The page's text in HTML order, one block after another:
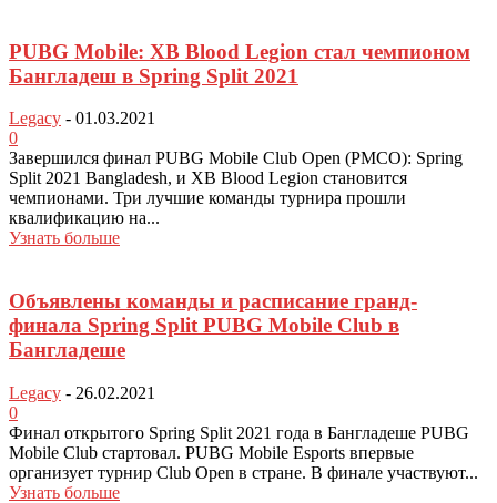
PUBG Mobile: XB Blood Legion стал чемпионом
Бангладеш в Spring Split 2021
Legacy - 01.03.2021
0
Завершился финал PUBG Mobile Club Open (PMCO): Spring
Split 2021 Bangladesh, и XB Blood Legion становится
чемпионами. Три лучшие команды турнира прошли
квалификацию на...
Узнать больше
Объявлены команды и расписание гранд-
финала Spring Split PUBG Mobile Club в
Бангладеше
Legacy - 26.02.2021
0
Финал открытого Spring Split 2021 года в Бангладеше PUBG
Mobile Club стартовал. PUBG Mobile Еsports впервые
организует турнир Club Open в стране. В финале участвуют...
Узнать больше